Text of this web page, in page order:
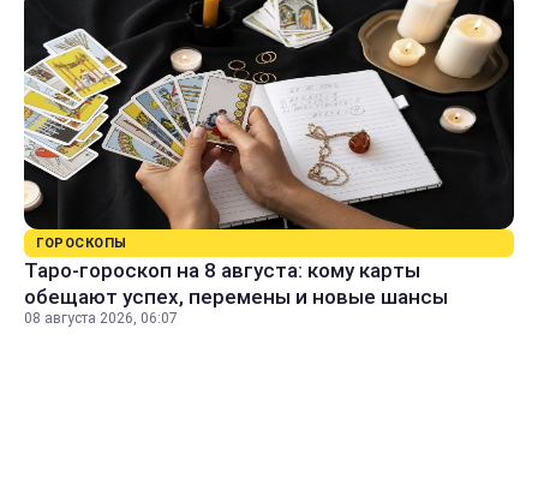
ГОРОСКОПЫ
Таро-гороскоп на 8 августа: кому карты
обещают успех, перемены и новые шансы
08 августа 2026, 06:07